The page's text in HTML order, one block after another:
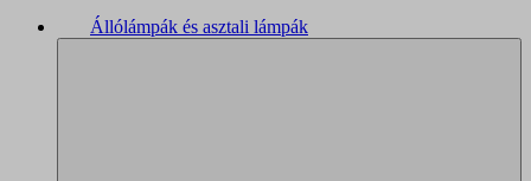
Állólámpák és asztali lámpák